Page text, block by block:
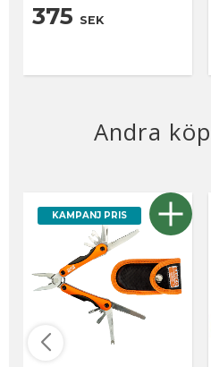
375 SEK
Andra
KAMPANJ PRIS